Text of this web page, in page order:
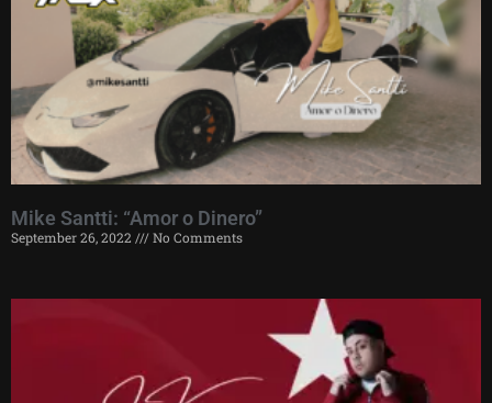
Mike Santti: “Amor o Dinero”
September 26, 2022 No Comments